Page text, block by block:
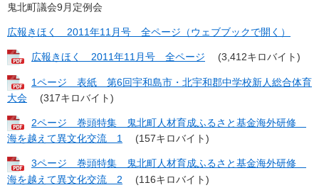
鬼北町議会9月定例会
広報きほく 2011年11月号 全ページ（ウェブブックで開く）
広報きほく 2011年11月号 全ページ (3,412キロバイト)
1ページ 表紙 第6回宇和島市・北宇和郡中学校新人総合体育
大会 (317キロバイト)
2ページ 巻頭特集 鬼北町人材育成ふるさと基金海外研修
海を越えて異文化交流 1 (157キロバイト)
3ページ 巻頭特集 鬼北町人材育成ふるさと基金海外研修
海を越えて異文化交流 2 (116キロバイト)